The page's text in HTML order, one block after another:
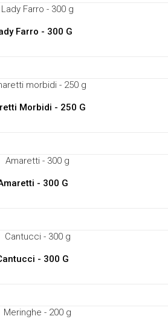
Farro - 300 G
Morbidi - 250 G
- 300 G
- 300 G